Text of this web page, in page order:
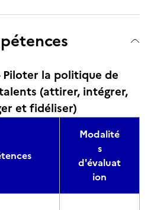
Piloter la politique de
(attirer, intégrer,
et fidéliser)
Modalité
s
d'évaluat
ion